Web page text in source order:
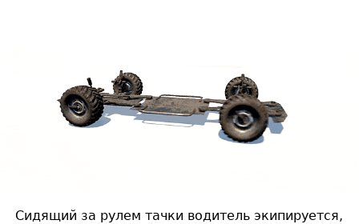
Сидящий за рулем тачки водитель экипируется,